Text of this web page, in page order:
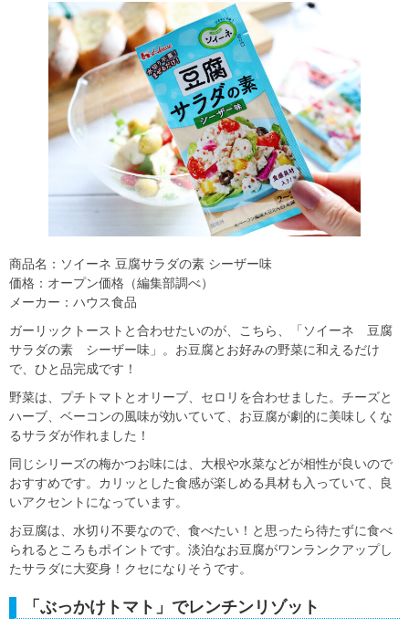
商品名：ソイーネ 豆腐サラダの素 シーザー味
価格：オープン価格（編集部調べ）
メーカー：ハウス食品
ガーリックトーストと合わせたいのが、こちら、「ソイーネ 豆腐
サラダの素 シーザー味」。お豆腐とお好みの野菜に和えるだけ
で、ひと品完成です！
野菜は、プチトマトとオリーブ、セロリを合わせました。チーズと
ハーブ、ベーコンの風味が効いていて、お豆腐が劇的に美味しくな
るサラダが作れました！
同じシリーズの梅かつお味には、大根や水菜などが相性が良いので
おすすめです。カリッとした食感が楽しめる具材も入っていて、良
いアクセントになっています。
お豆腐は、水切り不要なので、食べたい！と思ったら待たずに食べ
られるところもポイントです。淡泊なお豆腐がワンランクアップし
たサラダに大変身！クセになりそうです。
「ぶっかけトマト」でレンチンリゾット